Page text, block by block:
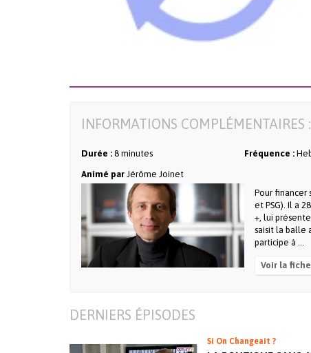
INFORMATIONS COMPLÉMENTAIRES :
Durée : 8 minutes Fréquence :
Animé par Jérôme Joinet
Pour financer
et PSG). Il a
+, lui
saisit la balle
participe à ...
Voir la fiche
DERNIERS ÉPISODES
Si On Changeait ?